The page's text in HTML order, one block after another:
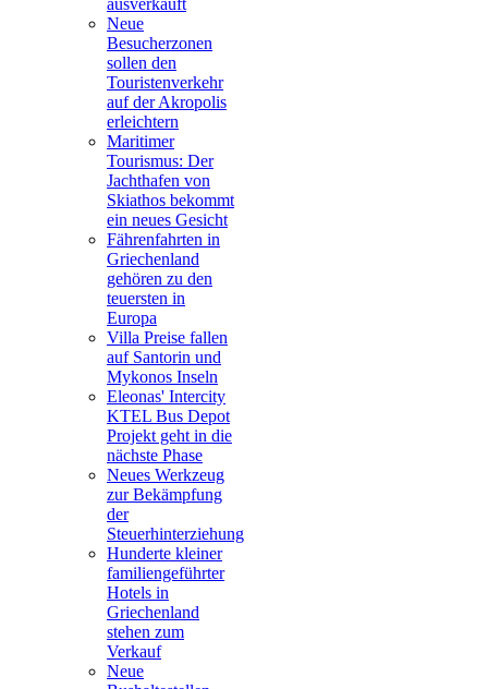
ausverkauft
Neue
Besucherzonen
sollen den
Touristenverkehr
auf der Akropolis
erleichtern
Maritimer
Tourismus: Der
Jachthafen von
Skiathos bekommt
ein neues Gesicht
Fährenfahrten in
Griechenland
gehören zu den
teuersten in
Europa
Villa Preise fallen
auf Santorin und
Mykonos Inseln
Eleonas' Intercity
KTEL Bus Depot
Projekt geht in die
nächste Phase
Neues Werkzeug
zur Bekämpfung
der
Steuerhinterziehung
Hunderte kleiner
familiengeführter
Hotels in
Griechenland
stehen zum
Verkauf
Neue